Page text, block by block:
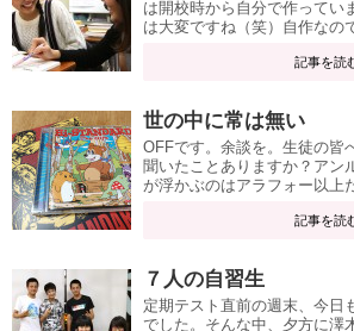
は開校時から自分で作ってい
は大変ですね（笑）自作なの
記事を読
世の中に常は無い
OFFです。余談を。生徒の皆
聞いたことありますか？アン
が浮かぶのはアラフォー以上
記事を読
７人の自習生
定期テスト直前の週末、今日
でした。そんな中、夕方に澤